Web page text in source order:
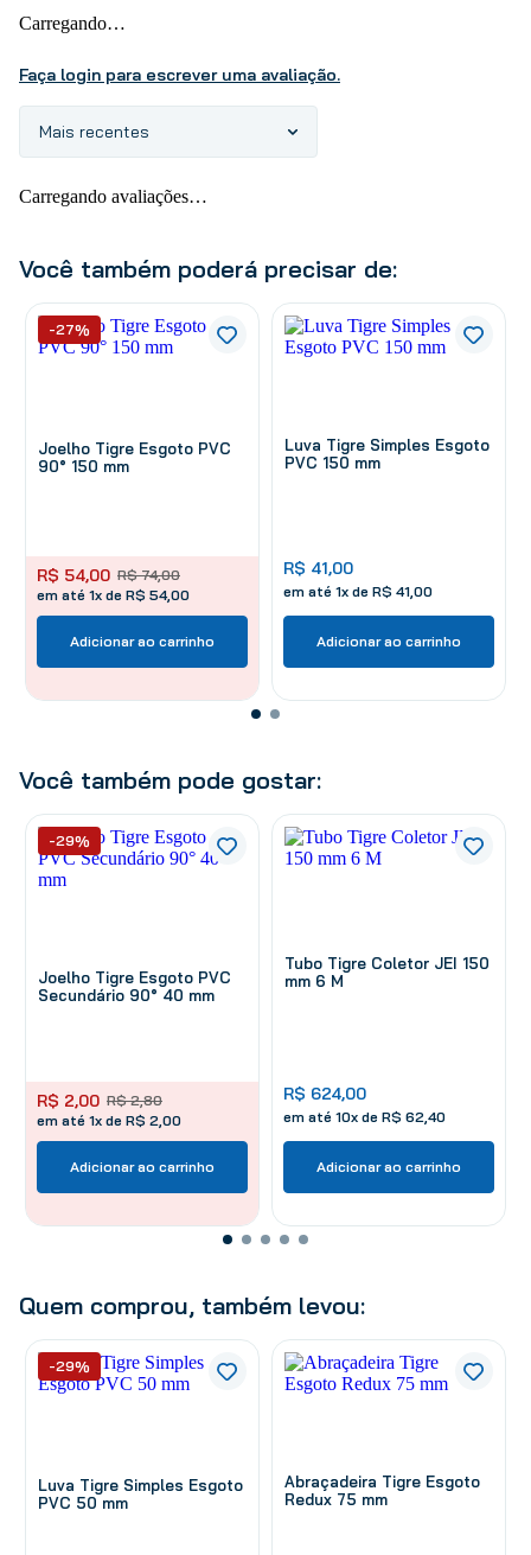
Carregando…
Faça login para escrever uma avaliação.
Mais recentes
Carregando avaliações…
Você também poderá precisar de:
Joelho Tigre Esgoto PVC
90° 150 mm
R$ 74,00
R$ 54,00
em até 1x de R$ 54,00
-27%
Adicionar ao carrinho
Luva Tigre Simples Esgoto
PVC 150 mm
R$ 41,00
em até 1x de R$ 41 00
Adicionar ao carrinho
Você também pode gostar:
Joelho Tigre Esgoto PVC
Secundário 90° 40 mm
R$ 2,80
R$ 2,00
em até 1x de R$ 2,00
-29%
Adicionar ao carrinho
Tubo Tigre Coletor JEI 150
mm 6 M
R$ 624,00
em até 10x de R$ 62 40
Adicionar ao carrinho
Quem comprou, também levou:
Luva Tigre Simples Esgoto
PVC 50 mm
-29%
Abraçadeira Tigre Esgoto
Redux 75 mm